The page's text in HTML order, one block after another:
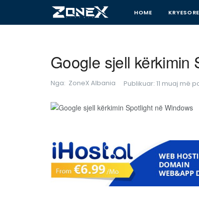
HOME KRYESORE
Google sjell kërkimin
Nga: ZoneX Albania Publikuar: 11 muaj më